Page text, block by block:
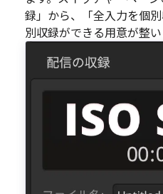
録」から、「全入力を個
別収録ができる用意が整い